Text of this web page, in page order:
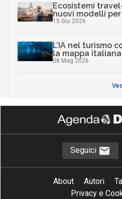
Ecosistemi
nuovi modelli
15 Giu 2026
L’IA nel turismo
la mappa
08 Mag 2026
Seguici
About Autori
Privacy e